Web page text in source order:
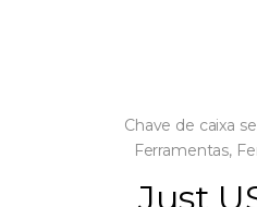
Chave de caixa
Ferramentas,
Just